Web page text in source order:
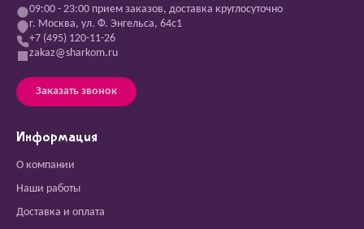
09:00 - 23:00 прием заказов, доставка круглосуточно
г. Москва, ул. Ф. Энгельса, 64с1
+7 (495) 120-11-26
zakaz@sharkom.ru
Заказать звонок
Информация
О компании
Наши работы
Доставка и оплата